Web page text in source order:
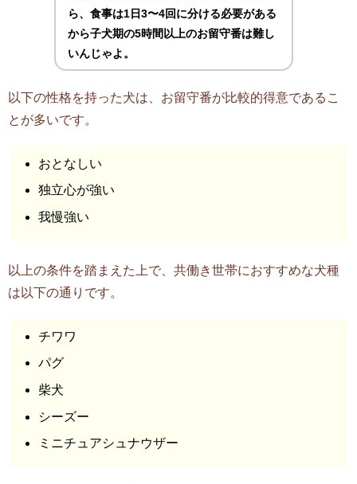
ら、食事は1日3〜4回に分ける必要がある
から子犬期の5時間以上のお留守番は難し
いんじゃよ。
以下の性格を持った犬は、お留守番が比較的得意であるこ
とが多いです。
おとなしい
独立心が強い
我慢強い
以上の条件を踏まえた上で、共働き世帯におすすめな犬種
は以下の通りです。
チワワ
パグ
柴犬
シーズー
ミニチュアシュナウザー